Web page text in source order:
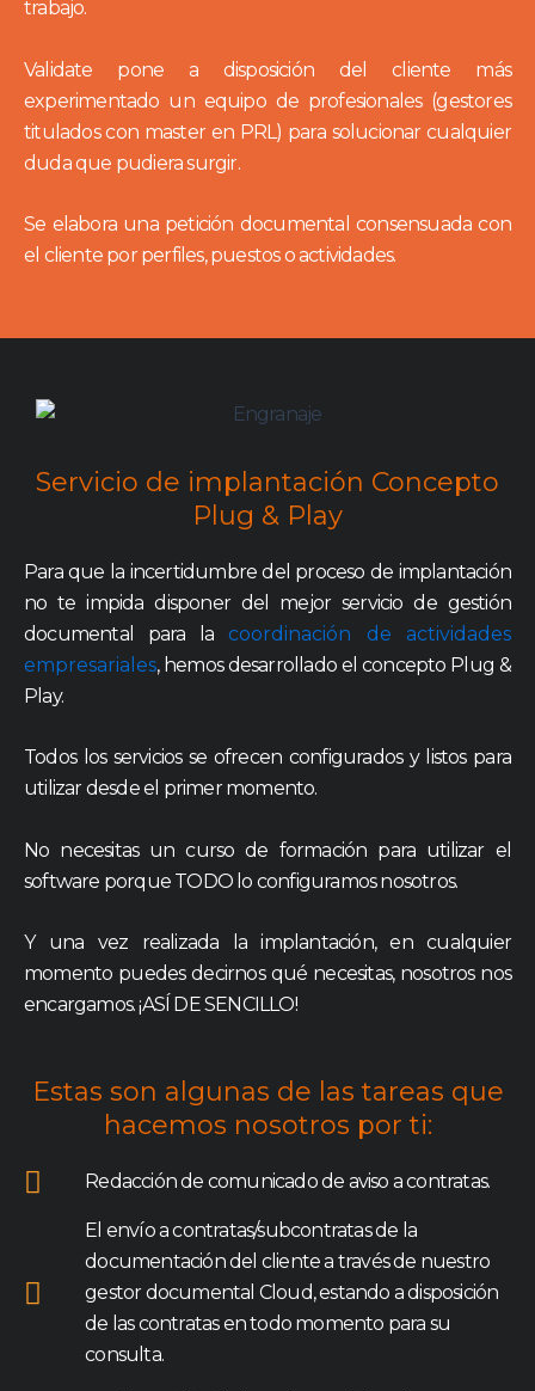
trabajo.
Validate pone a disposición del cliente más
experimentado un equipo de profesionales (gestores
titulados con master en PRL) para solucionar cualquier
duda que pudiera surgir.
Se elabora una petición documental consensuada con
el cliente por perfiles, puestos o actividades.
Servicio de implantación Concepto
Plug & Play
Para que la incertidumbre del proceso de implantación
no te impida disponer del mejor servicio de gestión
documental para lacoordinación de actividades
empresariales, hemos desarrollado el concepto Plug &
Play.
Todos los servicios se ofrecen configurados y listos para
utilizar desde el primer momento.
No necesitas un curso de formación para utilizar el
software porque TODO lo configuramos nosotros.
Y una vez realizada la implantación, en cualquier
momento puedes decirnos qué necesitas, nosotros nos
encargamos. ¡ASÍ DE SENCILLO!
Estas son algunas de las tareas que
hacemos nosotros por ti:
Redacción de comunicado de aviso a contratas.
El envío a contratas/subcontratas de la
documentación del cliente a través de nuestro
gestor documental Cloud, estando a disposición
de las contratas en todo momento para su
consulta.